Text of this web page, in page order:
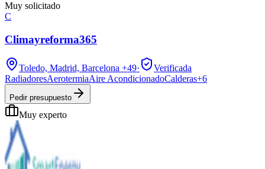
Muy solicitado
C
Climayreforma365
Toledo, Madrid, Barcelona +49·
Verificada
RadiadoresAerotermiaAire AcondicionadoCalderas+6
Pedir presupuesto
Muy experto